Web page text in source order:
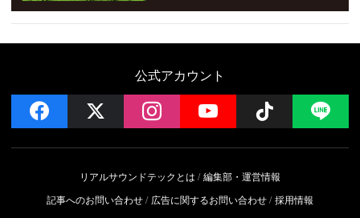
公式アカウント
facebook instagramYouTube Follow
リアルサウンドテックとは
編集部・運営情報
記事へのお問い合わせ
広告に関するお問い合わせ 採用情報